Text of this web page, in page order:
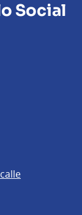
Social